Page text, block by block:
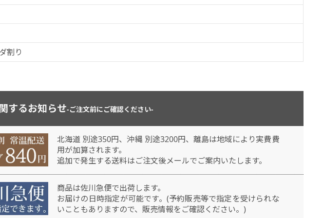
割り
するお知らせ-ご注文前にご確認ください-
北海道 別途350円、沖縄 別途3200円、離島は地域により実費費
用が加算されます。
追加で発生する送料はご注文後メールでご案内いたします。
商品は佐川急便で出荷します。
お届けの日時指定が可能です。(予約販売等で指定を受けられな
いこともありますので、販売情報をご確認ください。)